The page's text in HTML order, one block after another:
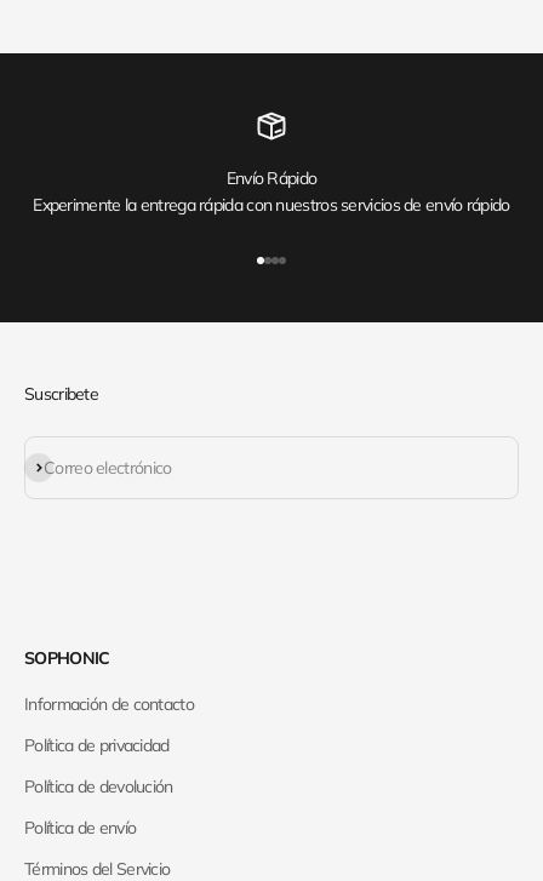
Envío Rápido
Experimente la entrega rápida con nuestros servicios de envío rápido
Suscribete
Correo electrónico
Suscribirse
SOPHONIC
Información de contacto
Política de privacidad
Política de devolución
Política de envío
Términos del Servicio